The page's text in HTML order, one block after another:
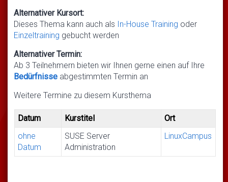
Alternativer Kursort:
Dieses Thema kann auch als In-House Training oder
Einzeltraining gebucht werden
Alternativer Termin:
Ab 3 Teilnehmern bieten wir Ihnen gerne einen auf Ihre
Bedürfnisse abgestimmten Termin an
Weitere Termine zu diesem Kursthema
Datum Kurstitel
Ort
ohne
Datum
SUSE Server
Administration
LinuxCampus